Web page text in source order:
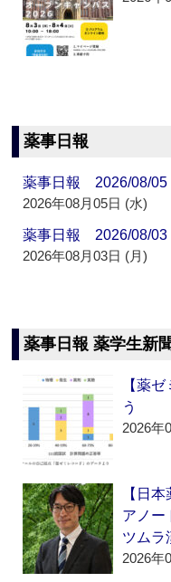
薬事日報
薬事日報 2026/08/05
2026年08月05日 (水)
薬事日報 2026/08/03
2026年08月03日 (月)
薬事日報 薬学生新
【薬
う
2026年
【日
アノー
ツム
2026年